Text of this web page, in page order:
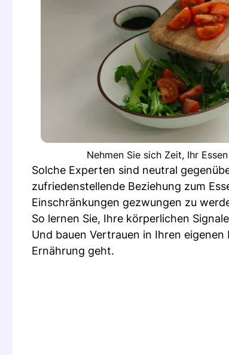
Nehmen Sie sich Zeit, Ihr
Solche Experten sind neutral
zufriedenstellende Beziehung zum
Einschränkungen gezwungen zu
So lernen Sie, Ihre körperlichen
Und bauen Vertrauen in Ihren
Ernährung geht.